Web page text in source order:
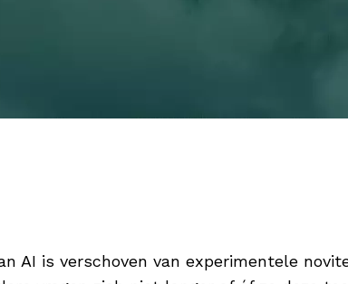
AI is verschoven van experimentele